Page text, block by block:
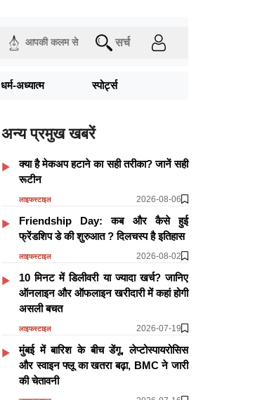
आपकी कलम से सर्च
धर्म-अध्यात्म स्पोर्ट्स
अन्य प्रमुख खबरें
क्या है मेकअप हटाने का सही तरीका? जानें सही
रूटीन
लाइफस्टाइल 2026-08-06
Friendship Day: कब और कैसे हुई
फ्रेंडशिप डे की शुरुआत ? दिलचस्प है इतिहास
लाइफस्टाइल 2026-08-02
10 मिनट में डिलीवरी या ज्यादा खर्च? जानिए
ऑनलाइन और ऑफलाइन खरीदारी में कहां होगी
असली बचत
लाइफस्टाइल 2026-07-19
मुंबई में बारिश के बीच डेंगू, लेप्टोस्पायरोसिस
और स्वाइन फ्लू का खतरा बढ़ा, BMC ने जारी
की चेतावनी